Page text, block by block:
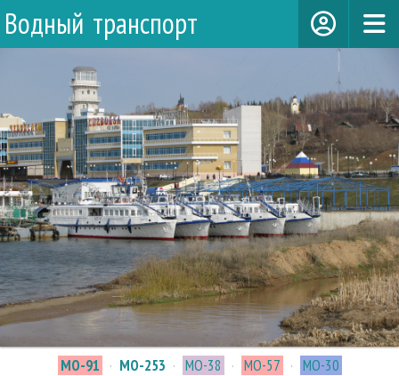
Водный транспорт
МО-91 · МО-253 · МО-38 · МО-57 · МО-30